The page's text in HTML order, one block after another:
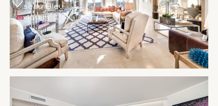
Oiseau Bleu
450 m² 1 5